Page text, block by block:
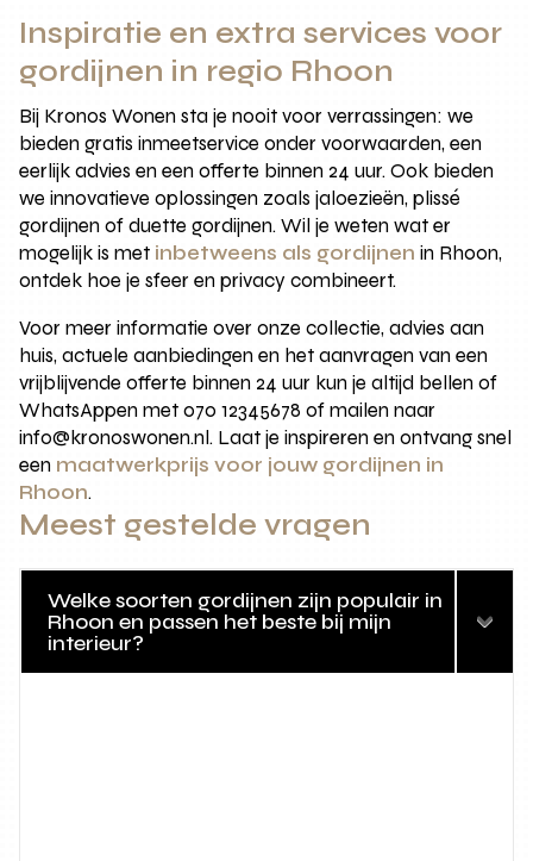
Inspiratie en extra services voor
gordijnen in regio Rhoon
Bij Kronos Wonen sta je nooit voor verrassingen: we
bieden gratis inmeetservice onder voorwaarden, een
eerlijk advies en een offerte binnen 24 uur. Ook bieden
we innovatieve oplossingen zoals jaloezieën, plissé
gordijnen of duette gordijnen. Wil je weten wat er
mogelijk is met inbetweens als gordijnen in Rhoon,
ontdek hoe je sfeer en privacy combineert.
Voor meer informatie over onze collectie, advies aan
huis, actuele aanbiedingen en het aanvragen van een
vrijblijvende offerte binnen 24 uur kun je altijd bellen of
WhatsAppen met 070 12345678 of mailen naar
info@kronoswonen.nl. Laat je inspireren en ontvang snel
een maatwerkprijs voor jouw gordijnen in
Rhoon.
Meest gestelde vragen
Welke soorten gordijnen zijn populair in
Rhoon en passen het beste bij mijn
interieur?